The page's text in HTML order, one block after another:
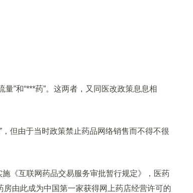
”和“***药”。这两者，又同医改政策息息相
但由于当时政策禁止药品网络销售而不得不很
互联网药品交易服务审批暂行规定》，医药
由此成为中国第一家获得网上药店经营许可的